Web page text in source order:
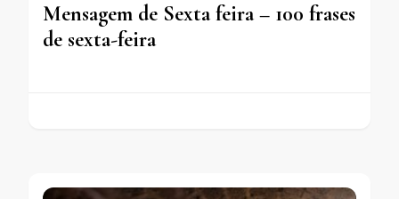
Mensagem de Sexta feira – 100 frases
de sexta-feira